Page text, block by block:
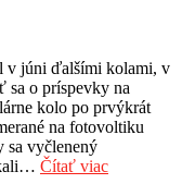
v júni ďalšími kolami, v
sa o príspevky na
kolo po prvýkrát
na fotovoltiku
sa vyčlenený
Čítať viac